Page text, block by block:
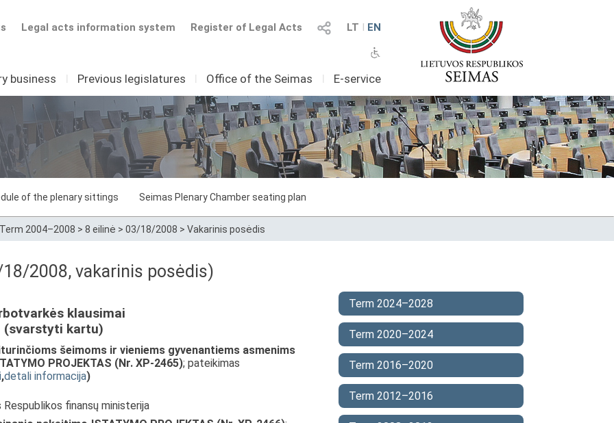
LT I EN
Register of Legal Acts
Legal acts information system
business I Previous legislatures I Office of the Seimas I E-service
of the plenary sittings Seimas Plenary Chamber seating plan
Term 2004–2008 > 8 eilinė > 03/18/2008 > Vakarinis posėdis
2008, vakarinis posėdis)
klausimai
(svarstyti kartu)
šeimoms ir vieniems gyvenantiems asmenims
PROJEKTAS (Nr. XP-2465); pateikimas
,detali informacija)
Respublikos finansų ministerija
Term 2024–2028
Term 2020–2024
Term 2016–2020
Term 2012–2016